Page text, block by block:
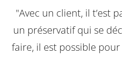
"Avec un client, il t’est
un préservatif qui se
faire, il est possible